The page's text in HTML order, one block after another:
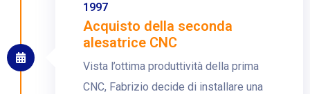
1997
Acquisto della seconda
alesatrice CNC
Vista l’ottima produttività della prima
CNC, Fabrizio decide di installare una